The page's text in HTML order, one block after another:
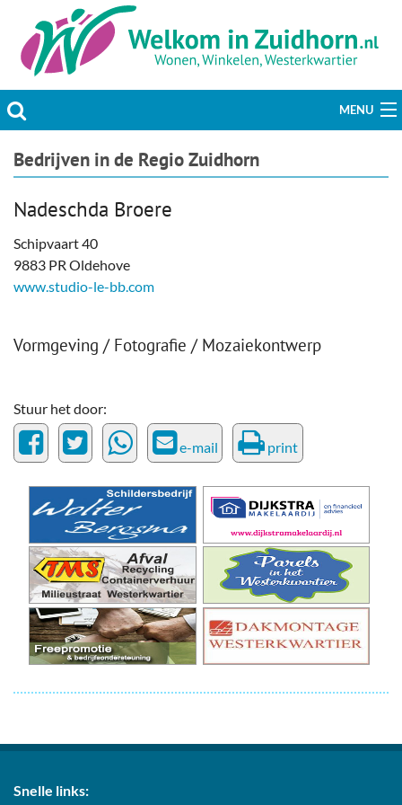
MENU
Actueel
Welzijn & Maatschappij
Bedrijven
Bedrijven in de Regio Zuidhorn
Nadeschda Broere
Schipvaart 40
9883 PR Oldehove
www.studio-le-bb.com
Vormgeving / Fotografie / Mozaiekontwerp
Stuur het door:
e-mail print
Snelle links: